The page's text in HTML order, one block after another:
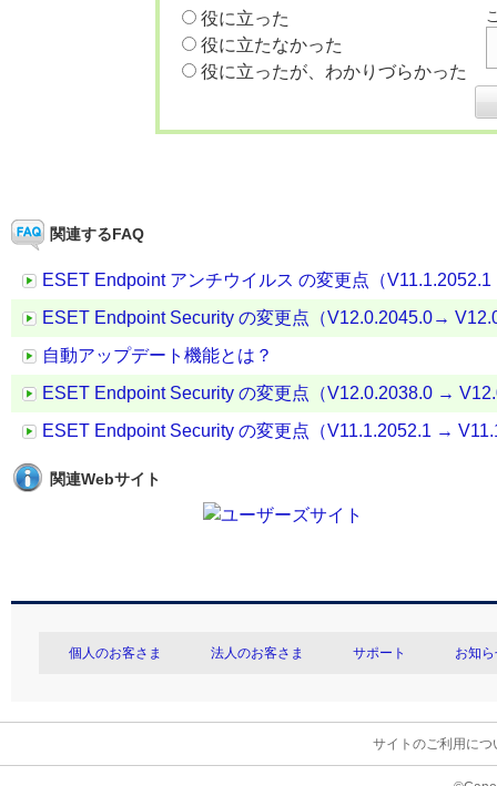
役に立った
役に立たなかった
役に立ったが、わかりづらかった
関連するFAQ
ESET Endpoint アンチウイルス の変更点（
ESET Endpoint Security の変更点（V12.0.2045.0→
自動アップデート機能とは？
ESET Endpoint Security の変更点（V12.0.2038.0 →
ESET Endpoint Security の変更点（V11.1.2052.1 →
関連Webサイト
個人のお客さま 法人のお客さま サポート お知
サイトのご利用につ